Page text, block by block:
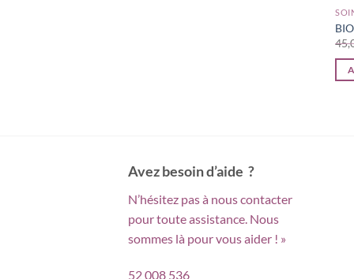
Avez besoin d’aide ?
N’hésitez pas à nous contacter
pour toute assistance. Nous
sommes là pour vous aider ! »
52 008 536